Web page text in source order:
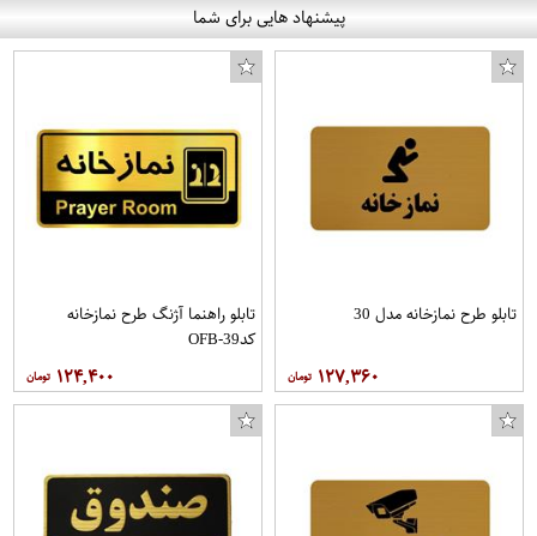
پیشنهاد هایی برای شما
تابلو طرح نمازخانه مدل 30
۱۲۷,۳۶۰
تابلو راهنما آژنگ طرح نمازخانه
کدOFB-39
۱۲۴,۴۰۰